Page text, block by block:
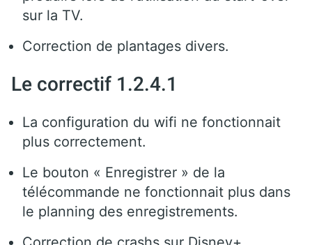
sur la TV.
Correction de plantages divers.
Le correctif 1.2.4.1
La configuration du wifi ne fonctionnait
plus correctement.
Le bouton « Enregistrer » de la
télécommande ne fonctionnait plus dans
le planning des enregistrements.